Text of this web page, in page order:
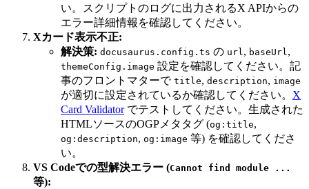
い。スクリプトのログに出力されるX APIからの
エラー詳細情報を確認してください。
Xカード表示不正:
解決策: docusaurus.config.ts の url , baseUrl ,
themeConfig.image 設定を確認してください。記
事のフロントマターで title, description, image
が適切に設定されているか確認してください。 X
Card Validatorでテストしてください。生成された
HTMLソースのOGPメタタグ (og:title,
og:description, og:image 等) を確認してくださ
い。
VS Codeでの型解決エラー (Cannot find module ...
等):